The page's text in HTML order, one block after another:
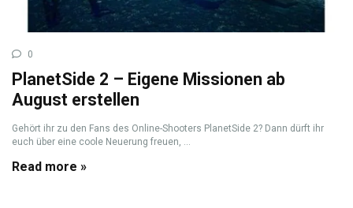
0
PlanetSide 2 – Eigene Missionen ab
August erstellen
Gehört ihr zu den Fans des Online-Shooters PlanetSide 2? Dann dürft ihr
euch über eine coole Neuerung freuen, ...
Read more »